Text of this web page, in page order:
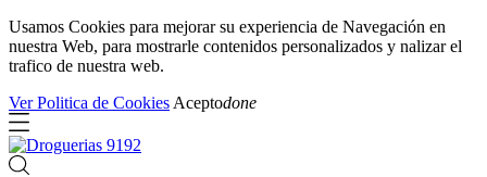
Usamos Cookies para mejorar su experiencia de Navegación en
nuestra Web, para mostrarle contenidos personalizados y nalizar el
trafico de nuestra web.
Ver Politica de Cookies Aceptodone